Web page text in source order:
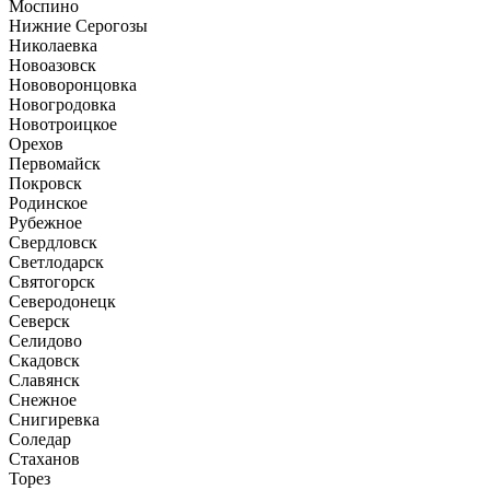
Моспино
Нижние Серогозы
Николаевка
Новоазовск
Нововоронцовка
Новогродовка
Новотроицкое
Орехов
Первомайск
Покровск
Родинское
Рубежное
Свердловск
Светлодарск
Святогорск
Северодонецк
Северск
Селидово
Скадовск
Славянск
Снежное
Снигиревка
Соледар
Стаханов
Торез